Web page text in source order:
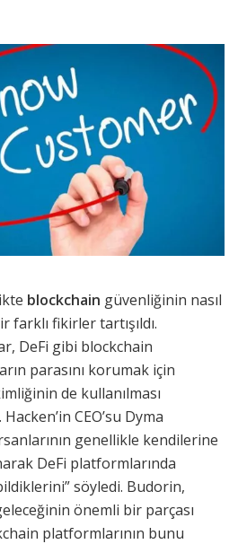
blockchain güvenliğinin nasıl
fikirler tartışıldı.
DeFi gibi blockchain
parasını korumak için
de kullanılması
CEO’su Dyma
genellikle kendilerine
DeFi platformlarında
söyledi. Budorin,
önemli bir parçası
platformlarının bunu